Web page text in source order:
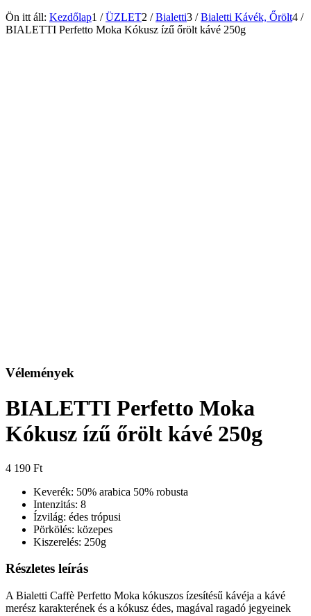
Ön itt áll: Kezdőlap1 / ÜZLET2 / Bialetti3 / Bialetti Kávék, Őrölt4 /
BIALETTI Perfetto Moka Kókusz ízű őrölt kávé 250g
Vélemények
BIALETTI Perfetto Moka
Kókusz ízű őrölt kávé 250g
4 190 Ft
Keverék: 50% arabica 50% robusta
Intenzitás: 8
Ízvilág: édes trópusi
Pörkölés: közepes
Kiszerelés: 250g
Részletes leírás
A Bialetti Caffè Perfetto Moka kókuszos ízesítésű kávéja a kávé
merész karakterének és a kókusz édes, magával ragadó jegyeinek